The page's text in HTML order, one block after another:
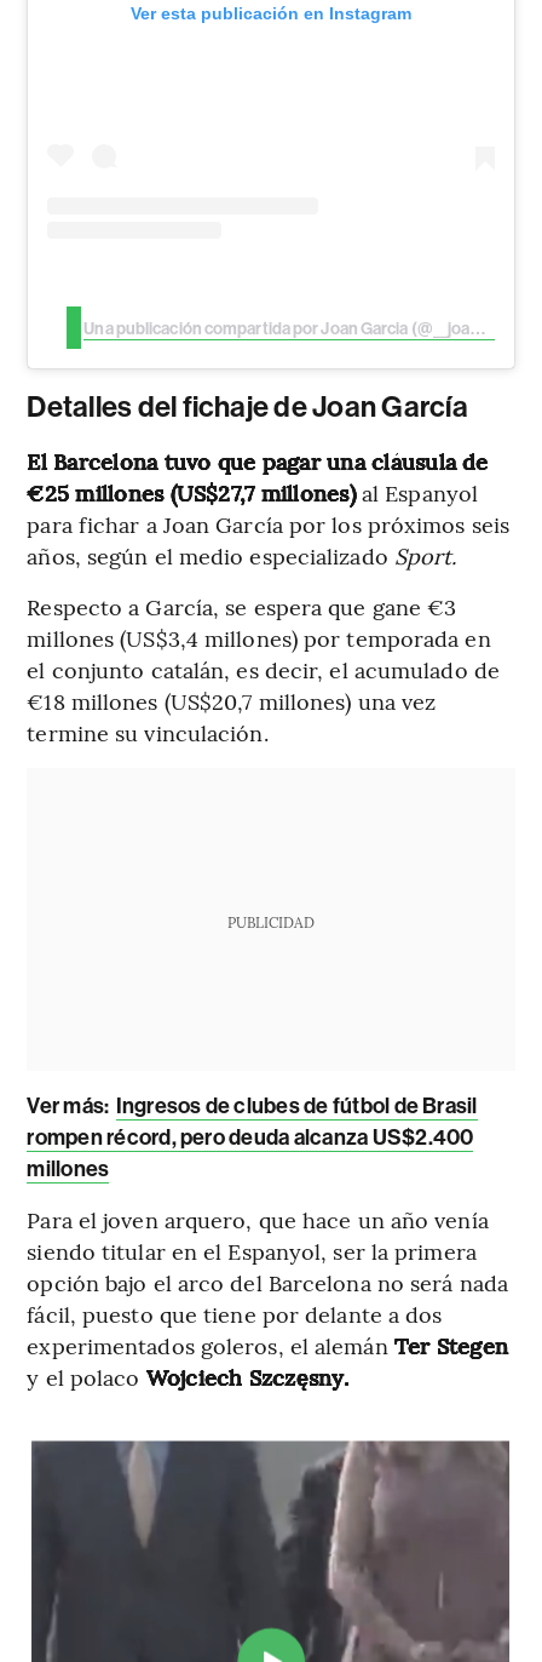
Ver esta publicación en Instagram
Una publicación compartida por Joan Garcia (@__joangarcia)
Detalles del fichaje de Joan García
El Barcelona tuvo que pagar una cláusula de
€25 millones (US$27,7 millones)al Espanyol
para fichar a Joan García por los próximos seis
años, según el medio especializado Sport.
Respecto a García, se espera que gane €3
millones (US$3,4 millones) por temporada en
el conjunto catalán, es decir, el acumulado de
€18 millones (US$20,7 millones) una vez
termine su vinculación.
PUBLICIDAD
Ver más: Ingresos de clubes de fútbol de Brasil
rompen récord, pero deuda alcanza US$2.400
millones
Para el joven arquero, que hace un año venía
siendo titular en el Espanyol, ser la primera
opción bajo el arco del Barcelona no será nada
fácil, puesto que tiene por delante a dos
experimentados goleros, el alemán Ter Stegen
y el polaco Wojciech Szczęsny.